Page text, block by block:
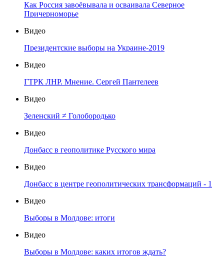
Как Россия завоёвывала и осваивала Северное
Причерноморье
Видео
Президентские выборы на Украине-2019
Видео
ГТРК ЛНР. Мнение. Сергей Пантелеев
Видео
Зеленский ≠ Голобородько
Видео
Донбасс в геополитике Русского мира
Видео
Донбасс в центре геополитических трансформаций - 1
Видео
Выборы в Молдове: итоги
Видео
Выборы в Молдове: каких итогов ждать?